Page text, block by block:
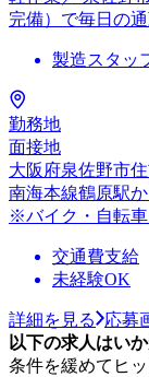
完備）で毎日の
製造スタッ
勤務地
面接地
大阪府泉佐野市
南海本線鶴原駅
※バイク・自転
交通費支給
未経験OK
詳細を見る
応募
以下の求人はい
条件を緩めてヒ